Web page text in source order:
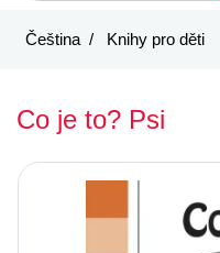
Čeština Knihy pro děti
Co je to? Psi